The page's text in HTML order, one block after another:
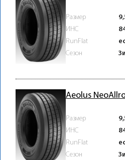
Размер
ИНС
RunFlat
Сезон
Aeolus
Размер
ИНС
RunFlat
Сезон